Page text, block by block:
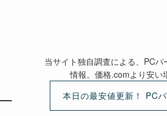
当サイト独自調査による、PCパ
情報。価格.comより安い
本日の最安値更新！ PC